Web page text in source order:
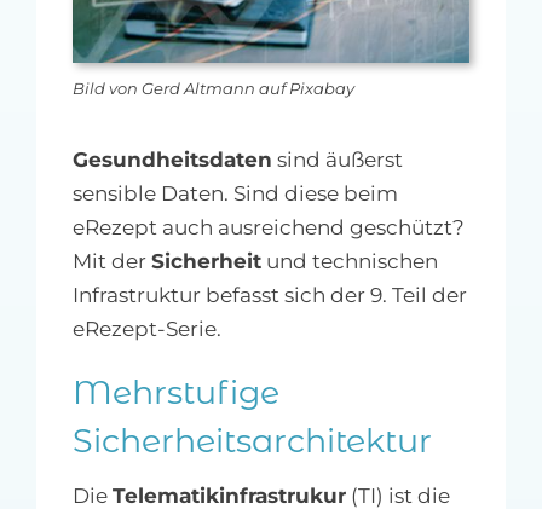
Ihre Werbung auf MFA-heute.de
SucheBild von Gerd Altmann auf Pixabay
Gesundheitsdaten sind äußerst
sensible Daten. Sind diese beim
eRezept auch ausreichend geschützt?
Mit der Sicherheitund technischen
Infrastruktur befasst sich der 9. Teil der
eRezept-Serie.
Mehrstufige
Sicherheitsarchitektur
Die Telematikinfrastrukur(TI) ist die